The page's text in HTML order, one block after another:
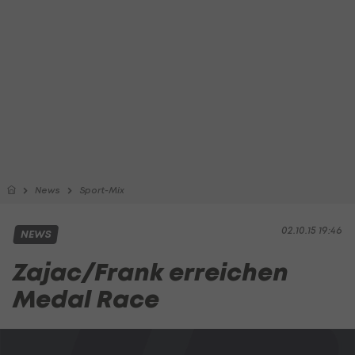
News Sport-Mix
02.10.15 19:46
NEWS
Zajac/Frank erreichen
Medal Race